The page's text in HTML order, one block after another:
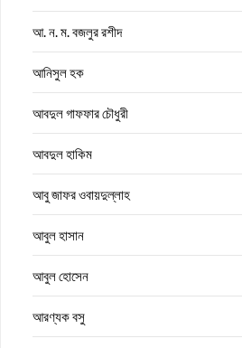
আ. ন. ম. বজলুর রশীদ
আনিসুল হক
আবদুল গাফফার চৌধুরী
আবদুল হাকিম
আবু জাফর ওবায়দুল্লাহ
আবুল হাসান
আবুল হোসেন
আরণ্যক বসু